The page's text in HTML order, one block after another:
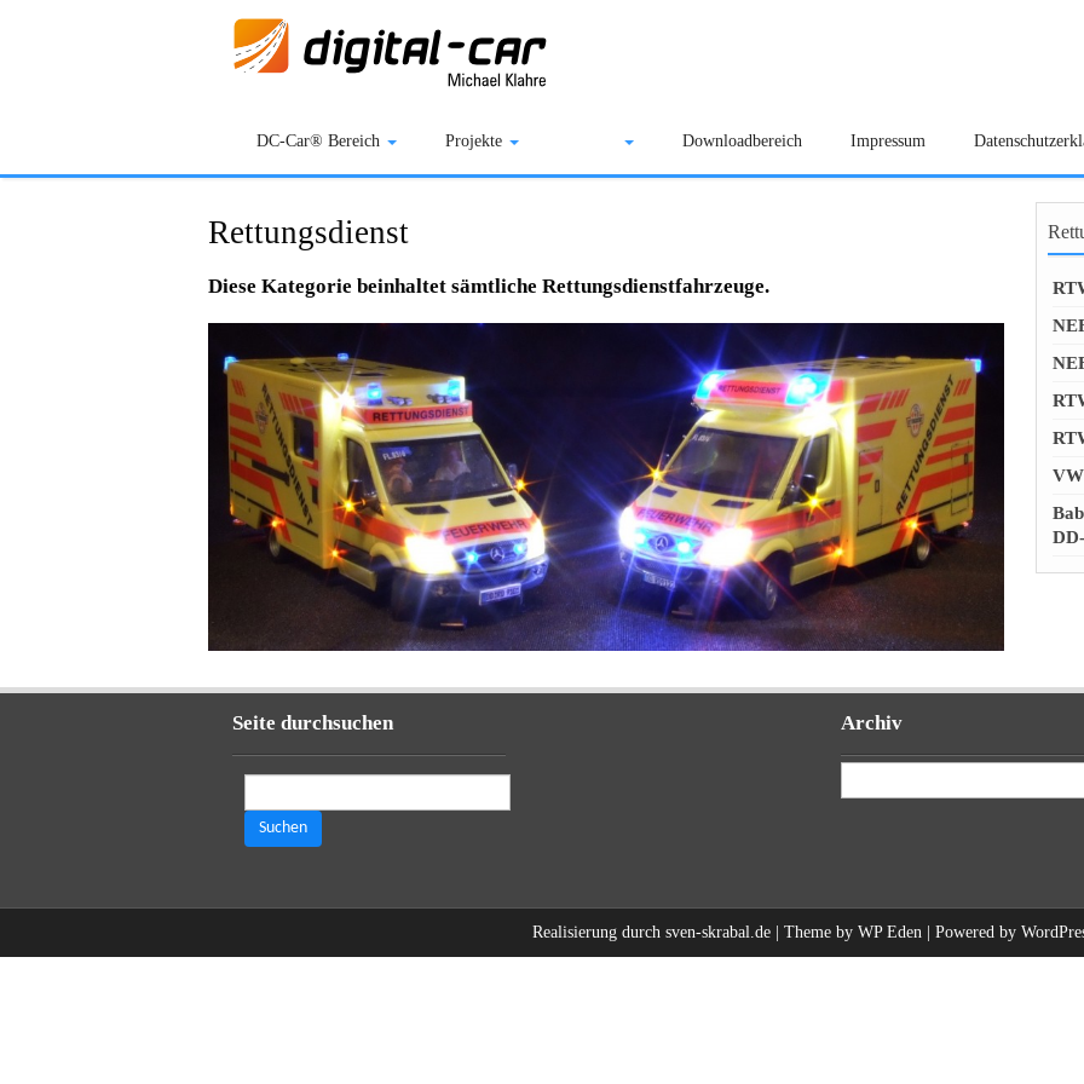
DC-Car® Bereich Projekte Downloadbereich Impressum
Rettungsdienst
Diese Kategorie beinhaltet sämtliche Rettungsdienstfahrzeuge.
Seite durchsuchen
nach:
Archiv
Realisierung durch sven-skrabal.de | Theme by WP Eden | Powered by